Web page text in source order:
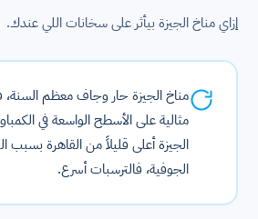
إزاي مناخ الجيزة بيأثر على سخانات اللي عندك.
مناخ الجيزة حار وجاف معظم السنة،
مثالية على الأسطح الواسعة في
الجيزة أعلى قليلاً من القاهرة بسبب
الجوفية، فالترسبات أسرع.